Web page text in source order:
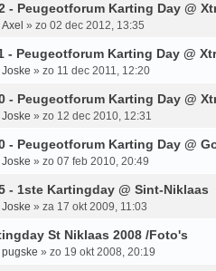
- Peugeotforum Karting Day @
Axel » zo 02 dec 2012, 13:35
- Peugeotforum Karting Day @
Joske » zo 11 dec 2011, 12:20
- Peugeotforum Karting Day @
Joske » zo 12 dec 2010, 12:31
- Peugeotforum Karting Day @
Joske » zo 07 feb 2010, 20:49
- 1ste Kartingday @ Sint-Niklaas
Joske » za 17 okt 2009, 11:03
St Niklaas 2008 /Foto's
pugske » zo 19 okt 2008, 20:19